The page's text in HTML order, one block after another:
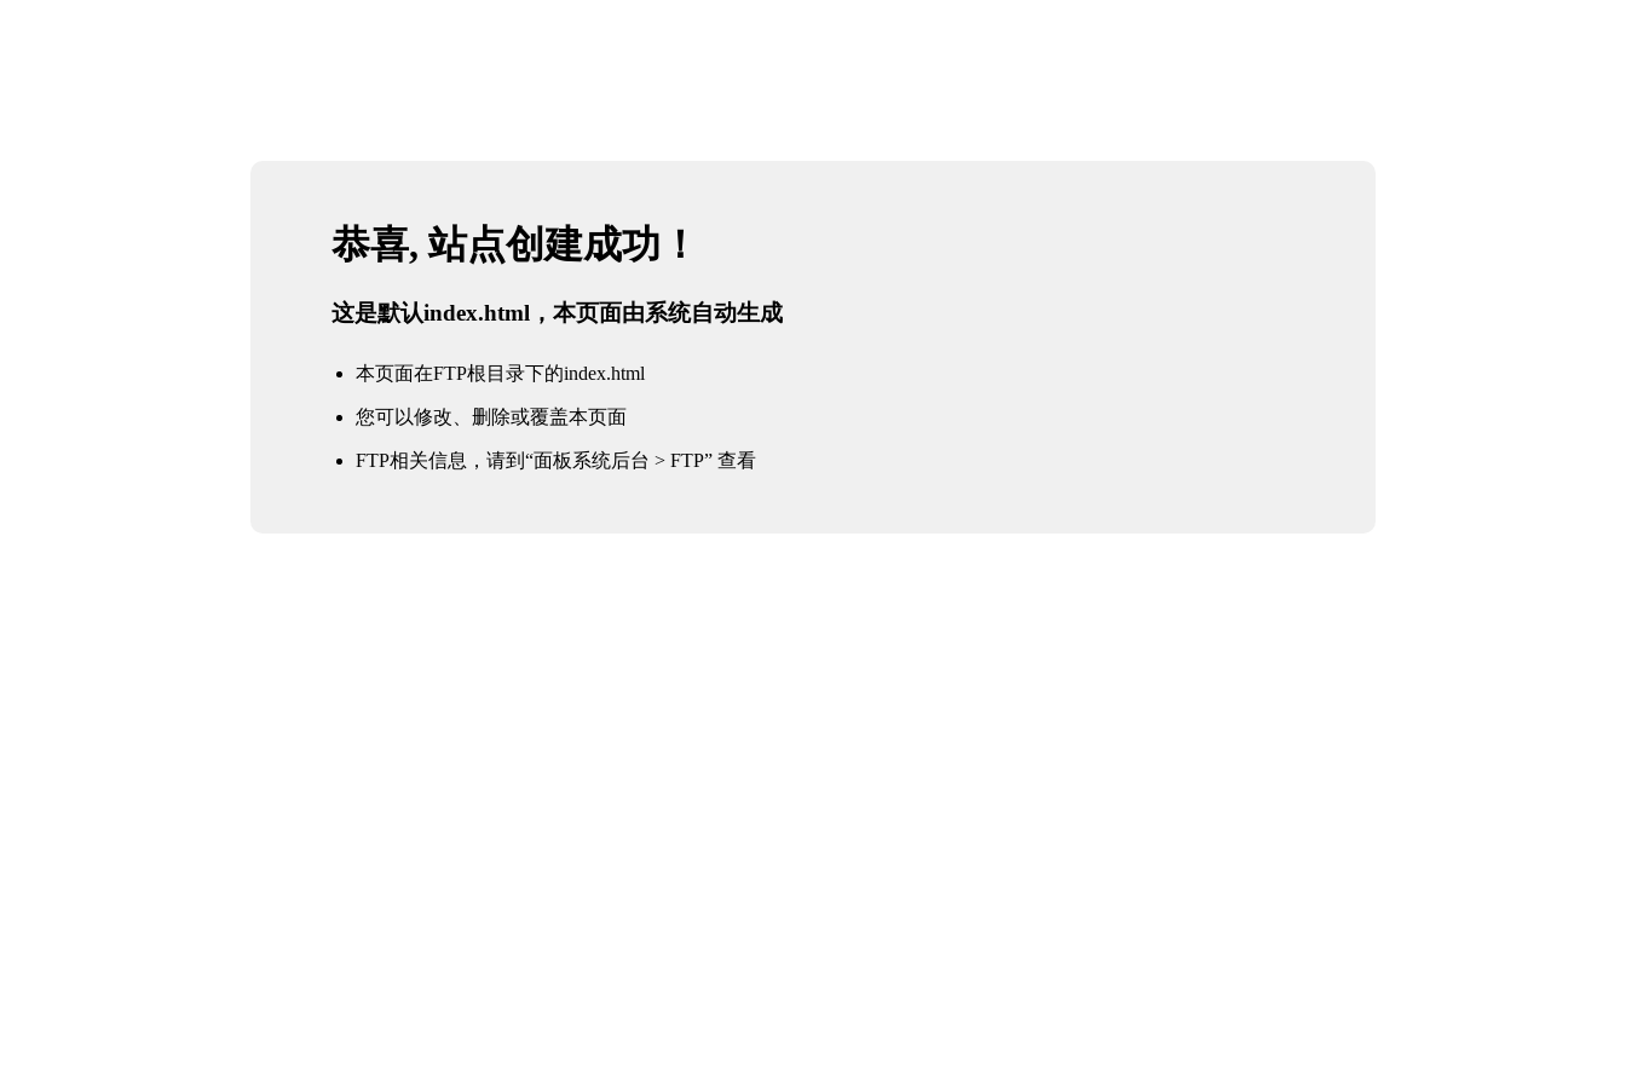
恭喜, 站点创建成功！
这是默认index.html，本页面由系统自动生成
本页面在FTP根目录下的index.html
您可以修改、删除或覆盖本页面
FTP相关信息，请到“面板系统后台 > FTP” 查看